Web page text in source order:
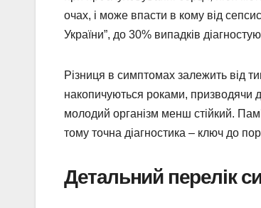
очах, і може впасти в кому від
України”, до 30% випадків
Різниця в симптомах залежить від
накопичуються роками, призводячи
молодий організм менш стійкий.
тому точна діагностика – ключ до
Детальний перелік